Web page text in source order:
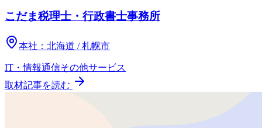
こだま税理士・行政書士事務所
本社： 北海道 / 札幌市
IT・情報通信その他サービス
取材記事を読む